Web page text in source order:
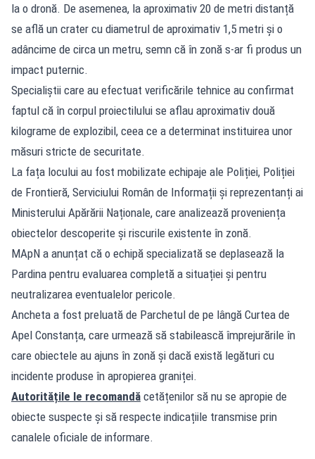
la o dronă. De asemenea, la aproximativ 20 de metri distanță
se află un crater cu diametrul de aproximativ 1,5 metri și o
adâncime de circa un metru, semn că în zonă s-ar fi produs un
impact puternic.
Specialiștii care au efectuat verificările tehnice au confirmat
faptul că în corpul proiectilului se aflau aproximativ două
kilograme de explozibil, ceea ce a determinat instituirea unor
măsuri stricte de securitate.
La fața locului au fost mobilizate echipaje ale Poliției, Poliției
de Frontieră, Serviciului Român de Informații și reprezentanți ai
Ministerului Apărării Naționale, care analizează proveniența
obiectelor descoperite și riscurile existente în zonă.
MApN a anunțat că o echipă specializată se deplasează la
Pardina pentru evaluarea completă a situației și pentru
neutralizarea eventualelor pericole.
Ancheta a fost preluată de Parchetul de pe lângă Curtea de
Apel Constanța, care urmează să stabilească împrejurările în
care obiectele au ajuns în zonă și dacă există legături cu
incidente produse în apropierea graniței.
Autoritățile le recomandă cetățenilor să nu se apropie de
obiecte suspecte și să respecte indicațiile transmise prin
canalele oficiale de informare.